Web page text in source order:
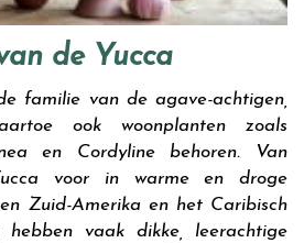
de Yucca
familie van de agave-achtigen,
ook woonplanten zoals
en Cordyline behoren. Van
voor in warme en droge
Zuid-Amerika en het Caribisch
vaak dikke, leerachtige